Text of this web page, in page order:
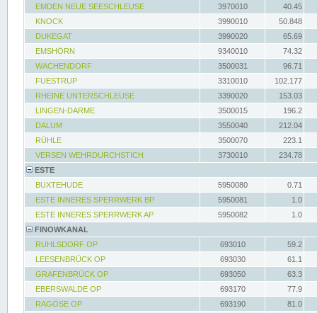
EMDEN NEUE SEESCHLEUSE
3970010
40.45
KNOCK
3990010
50.848
DUKEGAT
3990020
65.69
EMSHÖRN
9340010
74.32
WACHENDORF
3500031
96.71
FUESTRUP
3310010
102.177
RHEINE UNTERSCHLEUSE
3390020
153.03
LINGEN-DARME
3500015
196.2
DALUM
3550040
212.04
RÜHLE
3500070
223.1
VERSEN WEHRDURCHSTICH
3730010
234.78
ESTE
BUXTEHUDE
5950080
0.71
ESTE INNERES SPERRWERK BP
5950081
1.0
ESTE INNERES SPERRWERK AP
5950082
1.0
FINOWKANAL
RUHLSDORF OP
693010
59.2
LEESENBRÜCK OP
693030
61.1
GRAFENBRÜCK OP
693050
63.3
EBERSWALDE OP
693170
77.9
RAGÖSE OP
693190
81.0